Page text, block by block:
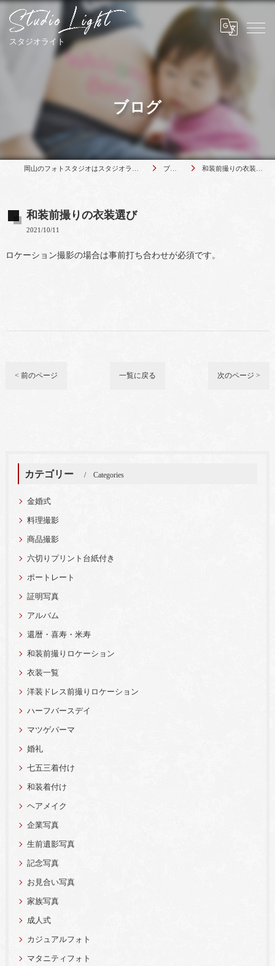
ブログ
ブログ 和装前撮りの衣装選び
和装前撮りの衣装選び
2021/10/11
ロケーション撮影の場合は事前打ち合わせが必須です。
< 前のページ 一覧に戻る 次のページ >
カテゴリー Categories
金婚式
料理撮影
商品撮影
六切りプリント台紙付き
ポートレート
証明写真
アルバム
還暦・喜寿・米寿
和装前撮りロケーション
衣装一覧
洋装ドレス前撮りロケーション
ハーフバースデイ
マツゲパーマ
婚礼
七五三着付け
和装着付け
ヘアメイク
企業写真
生前遺影写真
記念写真
お見合い写真
家族写真
成人式
カジュアルフォト
マタニティフォト